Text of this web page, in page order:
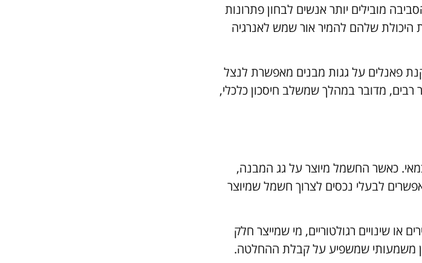
מובילים יותר אנשים לבחון פתרונות
היכולת שלהם להמיר אור שמש לאנרגיה
פאנלים על גגות מבנים מאפשרת לנצל
רבים, מדובר במהלך שמשלב חיסכון כלכלי,
כאשר החשמל מיוצר על גג המבנה,
לבעלי נכסים לצרוך חשמל שמיוצר
או שינויים רגולטוריים, מי שמייצר חלק
משמעותי שמשפיע על קבלת ההחלטה.